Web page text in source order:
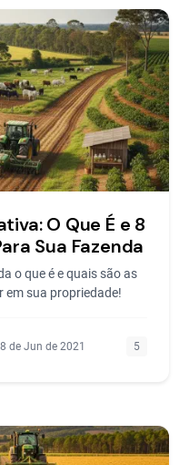
O Que É e 8
Sua Fazenda
o que é e quais são as
em sua propriedade!
de Jun de 2021 5